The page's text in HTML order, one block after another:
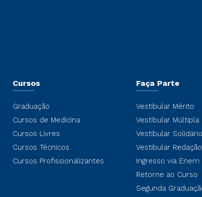
Cursos
Graduação
Cursos de Medicina
Cursos Livres
Cursos Técnicos
Cursos Profissionalizantes
Faça Parte
Vestibular Mérito
Vestibular Múltipla
Vestibular Solidário
Vestibular Redação
Ingresso via Enem
Retorne ao Curso
Segunda